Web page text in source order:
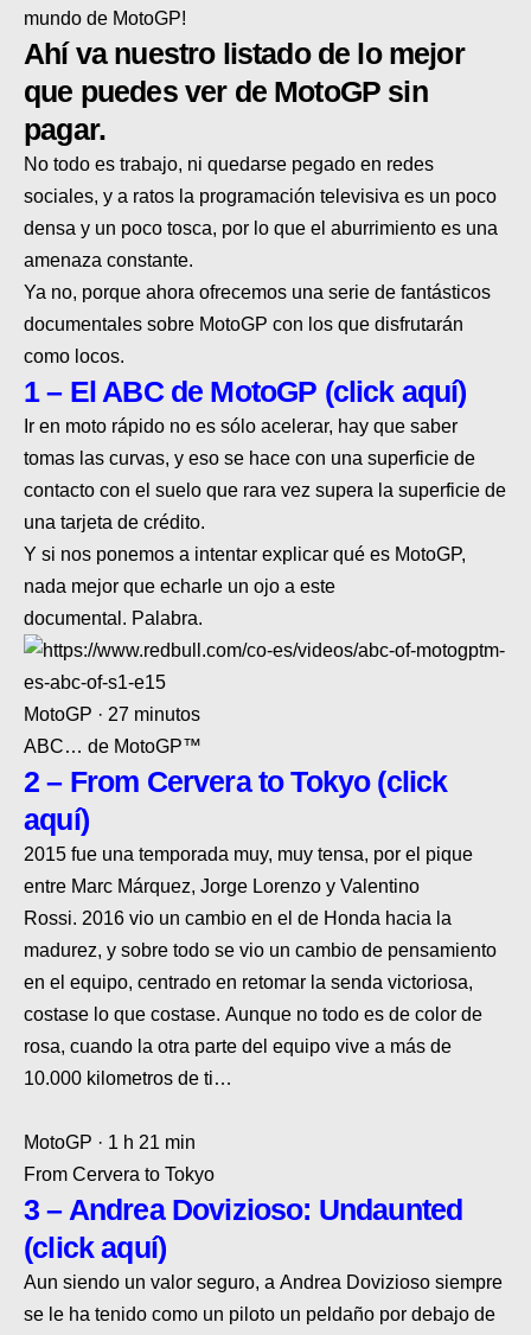
GUÍA DE PRECIOS
MOTOS HONDA PERÚ
MOTOS HERO PERÚ
MOTOS HAOJUE PERÚ
MOTOS BENELLI PERÚ
MOTOS ZONGSHEN PERÚ
mundo de MotoGP!
Ahí va nuestro listado de lo mejor
que puedes ver de MotoGP sin
pagar.
No todo es trabajo, ni quedarse pegado en redes
sociales, y a ratos la programación televisiva es un poco
densa y un poco tosca, por lo que el aburrimiento es una
amenaza constante.
Ya no, porque ahora ofrecemos una serie de fantásticos
documentales sobre MotoGP con los que disfrutarán
como locos.
1 – El ABC de MotoGP (click aquí)
Ir en moto rápido no es sólo acelerar, hay que saber
tomas las curvas, y eso se hace con una superficie de
contacto con el suelo que rara vez supera la superficie de
una tarjeta de crédito.
Y si nos ponemos a intentar explicar qué es MotoGP,
nada mejor que echarle un ojo a este
documental. Palabra.
MotoGP · 27 minutos
ABC… de MotoGP™
2 – From Cervera to Tokyo (click
aquí)
2015 fue una temporada muy, muy tensa, por el pique
entre Marc Márquez, Jorge Lorenzo y Valentino
Rossi. 2016 vio un cambio en el de Honda hacia la
madurez, y sobre todo se vio un cambio de pensamiento
en el equipo, centrado en retomar la senda victoriosa,
costase lo que costase. Aunque no todo es de color de
rosa, cuando la otra parte del equipo vive a más de
10.000 kilometros de ti…
MotoGP · 1 h 21 min
From Cervera to Tokyo
3 – Andrea Dovizioso: Undaunted
(click aquí)
Aun siendo un valor seguro, a Andrea Dovizioso siempre
se le ha tenido como un piloto un peldaño por debajo de